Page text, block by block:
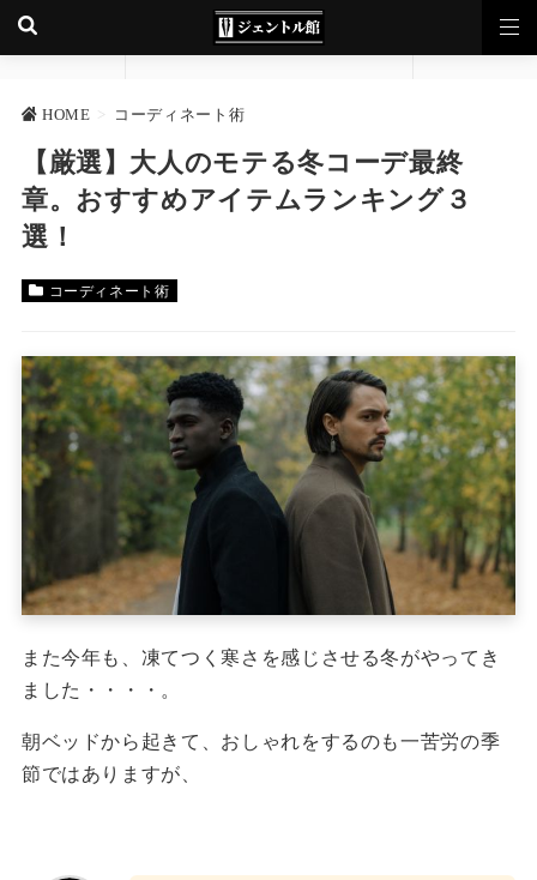
HOME コーディネート術
【厳選】大人のモテる冬コーデ最終
章。おすすめアイテムランキング３
選！
コーディネート術
また今年も、凍てつく寒さを感じさせる冬がやってき
ました・・・・。
朝ベッドから起きて、おしゃれをするのも一苦労の季
節ではありますが、